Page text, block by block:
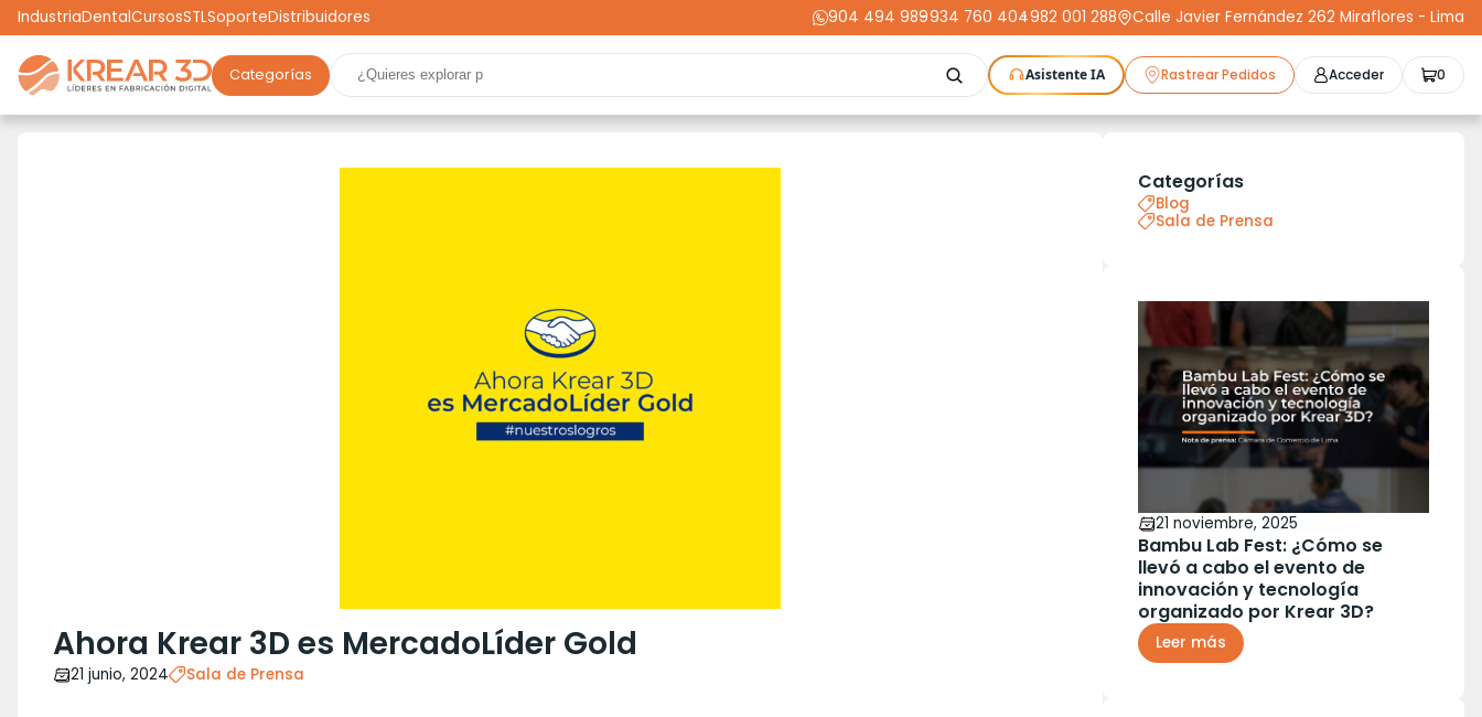
IndustriaDentalCursosSTLSoporteDistribuidores 904 494 989
-934 760 404
-982 001 288 Calle Javier Fernández 262 Miraflores - Lima
Categorías Asistente IA Rastrear Pedidos Acceder 0
Marcas Impresoras 3D Filamentos Resinas Repuestos Upgrades Herramientas Acabados Cortadoras Láser Plotters CNC Escáneres 3D
Moldeo
Realidad Virtual Gaming Energía Dental Industria
Ahora Krear 3D es MercadoLíder Gold
21 junio, 2024 Sala de Prensa
Categorías
Blog
Sala de Prensa
21 noviembre, 2025
Bambu Lab Fest: ¿Cómo se
llevó a cabo el evento de
innovación y tecnología
organizado por Krear 3D?
Leer más